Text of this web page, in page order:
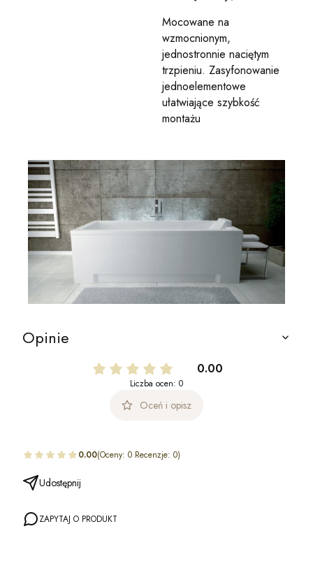
Mocowane na
wzmocnionym,
jednostronnie naciętym
trzpieniu. Zasyfonowanie
jednoelementowe
ułatwiające szybkość
montażu
Opinie
0.00
Liczba ocen: 0
Oceń i opisz
0.00(Oceny: 0 Recenzje: 0)
Udostępnij
ZAPYTAJ O PRODUKT